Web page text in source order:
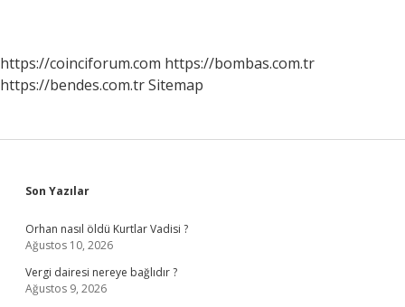
https://coinciforum.com https://bombas.com.tr
https://bendes.com.trSitemap
Sidebar
Son Yazılar
Orhan nasıl öldü Kurtlar Vadisi ?
Ağustos 10, 2026
Vergi dairesi nereye bağlıdır ?
Ağustos 9, 2026